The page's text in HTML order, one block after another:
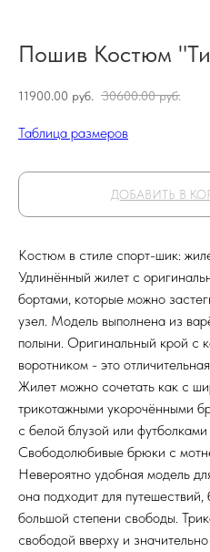
Пошив Костюм
11900.00 руб. 30600.00 руб.
Таблица размеров
ДОБАВИТЬ В
Костюм в стиле спорт-шик:
Удлинённый жилет с
бортами, которые можно
узел. Модель выполнена из
полыни. Оригинальный крой с
воротником - это
Жилет можно сочетать как с
трикотажными укорочёнными
с белой блузой или
Свободолюбивые брюки с
Невероятно удобная модель
она подходит для
большой степени свободы.
свободой вверху и